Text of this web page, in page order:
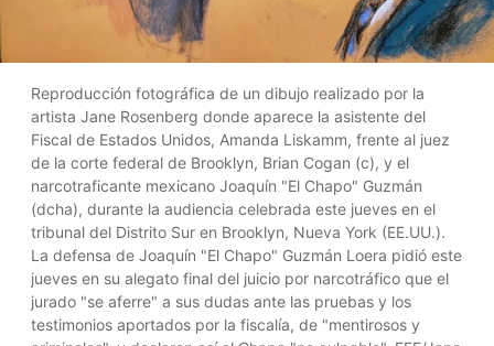
Reproducción fotográfica de un dibujo realizado por la
artista Jane Rosenberg donde aparece la asistente del
Fiscal de Estados Unidos, Amanda Liskamm, frente al juez
de la corte federal de Brooklyn, Brian Cogan (c), y el
narcotraficante mexicano Joaquín "El Chapo" Guzmán
(dcha), durante la audiencia celebrada este jueves en el
tribunal del Distrito Sur en Brooklyn, Nueva York (EE.UU.).
La defensa de Joaquín "El Chapo" Guzmán Loera pidió este
jueves en su alegato final del juicio por narcotráfico que el
jurado "se aferre" a sus dudas ante las pruebas y los
testimonios aportados por la fiscalía, de "mentirosos y